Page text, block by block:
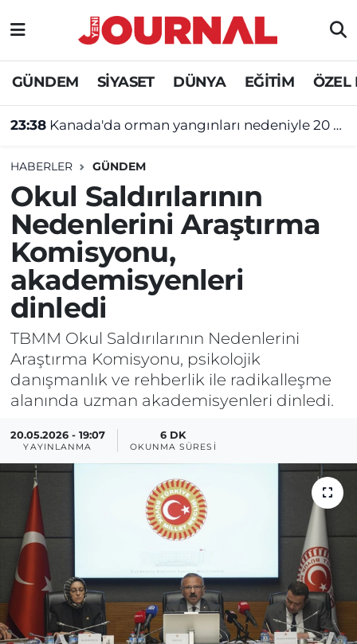
GÜNDEM SİYASET DÜNYA EĞİTİM ÖZEL
23:38 Kanada'da orman yangınları nedeniyle 20 bine yakın kişi için tahliye emri verildi
HABERLER GÜNDEM
Okul Saldırılarının
Nedenlerini Araştırma
Komisyonu,
akademisyenleri
dinledi
TBMM Okul Saldırılarının Nedenlerini
Araştırma Komisyonu, psikolojik
danışmanlık ve rehberlik ile radikalleşme
alanında uzman akademisyenleri dinledi.
20.05.2026 - 19:07
YAYINLANMA
6 DK
OKUNMA SÜRESI
GÜNDEM
SİYASET
DÜNYA
EĞİTİM
ÖZEL HABER
Nöbetçi Eczaneler
Hava Durumu
Süper Lig Puan Durumu ve Fikstür
Tüm Manşetler
Son Dakika Haberleri
Haber Arşivi